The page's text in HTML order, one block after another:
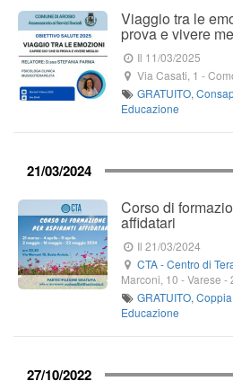
Viaggio tra le
prova e vivere
Il 11/03/2025
Via Casati, 1 -
GRATUITO,
Educazione
21/03/2024
Corso di
affidatari
Il 21/03/2024
CTA - Centro di
Marconi, 10 - Varese -
GRATUITO,Coppia
Educazione
27/10/2022